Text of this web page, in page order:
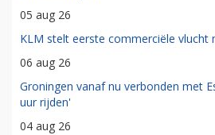
05 aug 26
KLM stelt eerste commerciële vlucht
06 aug 26
Groningen vanaf nu verbonden met
uur rijden'
04 aug 26